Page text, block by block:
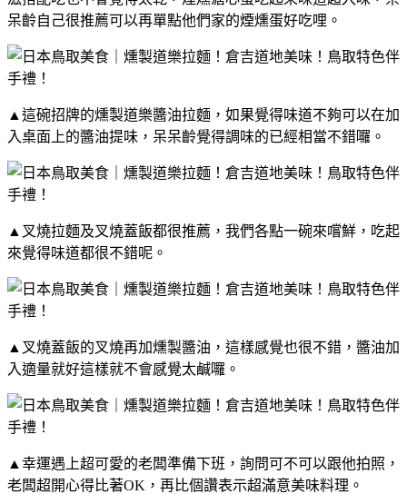
呆齡自己很推薦可以再單點他們家的煙燻蛋好吃哩。
▲這碗招牌的燻製道樂醬油拉麵，如果覺得味道不夠可以在加
入桌面上的醬油提味，呆呆齡覺得調味的已經相當不錯囉。
▲叉燒拉麵及叉燒蓋飯都很推薦，我們各點一碗來嚐鮮，吃起
來覺得味道都很不錯呢。
▲叉燒蓋飯的叉燒再加燻製醬油，這樣感覺也很不錯，醬油加
入適量就好這樣就不會感覺太鹹囉。
▲幸運遇上超可愛的老闆準備下班，詢問可不可以跟他拍照，
老闆超開心得比著OK，再比個讚表示超滿意美味料理。